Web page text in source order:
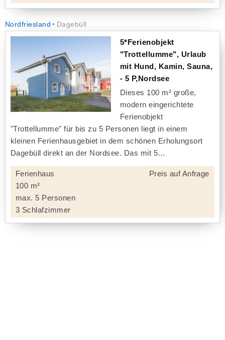
Nordfriesland Dagebüll
5*Ferienobjekt
"Trottellumme", Urlaub
mit Hund, Kamin, Sauna,
- 5 P,Nordsee
Dieses 100 m² große,
modern eingerichtete
Ferienobjekt
"Trottellumme" für bis zu 5 Personen liegt in einem
kleinen Ferienhausgebiet in dem schönen Erholungsort
Dagebüll direkt an der Nordsee. Das mit 5
Ferienhaus
100 m²
max. 5 Personen
3 Schlafzimmer
Preis auf Anfrage